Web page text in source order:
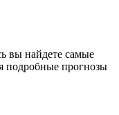
вы найдете самые
подробные прогнозы